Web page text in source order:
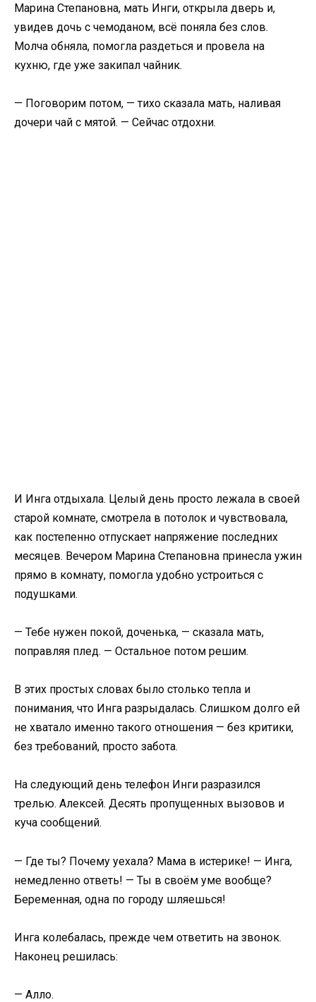
Марина Степановна, мать Инги, открыла дверь и,
увидев дочь с чемоданом, всё поняла без слов.
Молча обняла, помогла раздеться и провела на
кухню, где уже закипал чайник.
— Поговорим потом, — тихо сказала мать, наливая
дочери чай с мятой. — Сейчас отдохни.
И Инга отдыхала. Целый день просто лежала в своей
старой комнате, смотрела в потолок и чувствовала,
как постепенно отпускает напряжение последних
месяцев. Вечером Марина Степановна принесла ужин
прямо в комнату, помогла удобно устроиться с
подушками.
— Тебе нужен покой, доченька, — сказала мать,
поправляя плед. — Остальное потом решим.
В этих простых словах было столько тепла и
понимания, что Инга разрыдалась. Слишком долго ей
не хватало именно такого отношения — без критики,
без требований, просто забота.
На следующий день телефон Инги разразился
трелью. Алексей. Десять пропущенных вызовов и
куча сообщений.
— Где ты? Почему уехала? Мама в истерике! — Инга,
немедленно ответь! — Ты в своём уме вообще?
Беременная, одна по городу шляешься!
Инга колебалась, прежде чем ответить на звонок.
Наконец решилась:
— Алло.